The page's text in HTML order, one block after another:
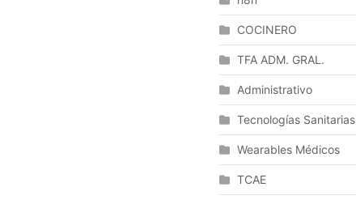
COCINERO
TFA ADM. GRAL.
Administrativo
Tecnologías Sanitarias
Wearables Médicos
TCAE